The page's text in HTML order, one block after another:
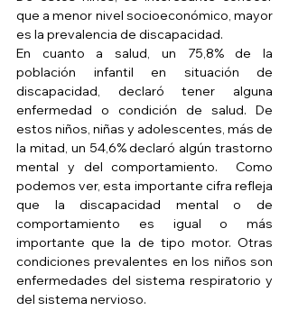
que a menor nivel socioeconómico, mayor
es la prevalencia de discapacidad.
En cuanto a salud, un 75,8% de la
población infantil en situación de
discapacidad, declaró tener alguna
enfermedad o condición de salud. De
estos niños, niñas y adolescentes, más de
la mitad, un 54,6% declaró algún trastorno
mental y del comportamiento.  Como
podemos ver, esta importante cifra refleja
que la discapacidad mental o de
comportamiento es igual o más
importante que la de tipo motor. Otras
condiciones prevalentes en los niños son
enfermedades del sistema respiratorio y
del sistema nervioso.